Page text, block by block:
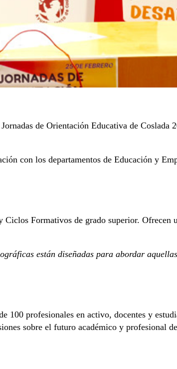
de Orientación Educativa de
con los departamentos de Educación y
Formativos de grado superior.
están diseñadas para abordar
100 profesionales en activo, docentes y
sobre el futuro académico y profesional